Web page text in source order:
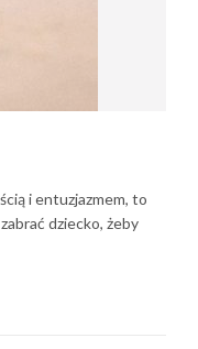
i entuzjazmem, to
dziecko, żeby